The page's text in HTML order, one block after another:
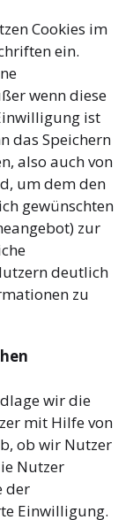
Cookies im
ein.
wenn diese
ist
das Speichern
also auch von
um dem den
gewünschten
zur
deutlich
zu
wir die
mit Hilfe von
ob wir Nutzer
Nutzer
der
Einwilligung.